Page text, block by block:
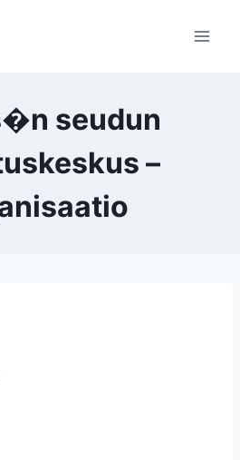
seudun
–